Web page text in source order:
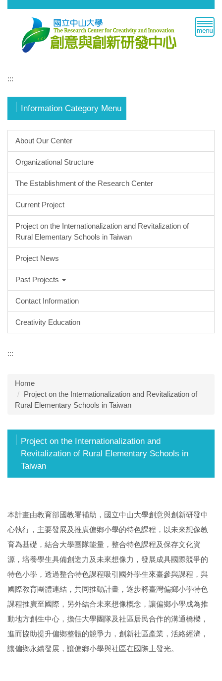
Jump
content
:::
Information Category Menu
About Our Center
Organizational Structure
The Establishment of the Research Center
Current Project
Project on the Internationalization and Revitalization of
Rural Elementary Schools in Taiwan
Project News
Past Projects
Contact Information
Creativity Education
:::
Home
Project on the Internationalization and Revitalization of
Rural Elementary Schools in Taiwan
Project on the Internationalization and
Revitalization of Rural Elementary Schools in
Taiwan
本計畫由教育部國教署補助，國立中山大學創意與創新研發中
心執行，主要發展及推廣偏鄉小學的特色課程，以未來想像教
育為基礎，結合大學團隊能量，整合特色課程及保存文化資
源，培養學生具備創造力及未來想像力，發展成具國際競爭的
特色小學，透過整合特色課程吸引國外學生來臺參與課程，與
國際教育團體連結，共同推動計畫，逐步將臺灣偏鄉小學特色
課程推廣至國際，另外結合未來想像概念，讓偏鄉小學成為推
動地方創生中心，擔任大學團隊及社區居民合作的溝通橋樑，
進而協助提升偏鄉整體的競爭力，創新社區產業，活絡經濟，
讓偏鄉永續發展，讓偏鄉小學與社區在國際上發光。